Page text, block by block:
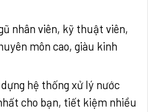
nhân viên, kỹ thuật viên,
môn cao, giàu kinh
hệ thống xử lý nước
cho bạn, tiết kiệm nhiều